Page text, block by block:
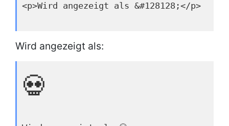
<p>Wird angezeigt als &#128128;</p>
Wird angezeigt als:
💀